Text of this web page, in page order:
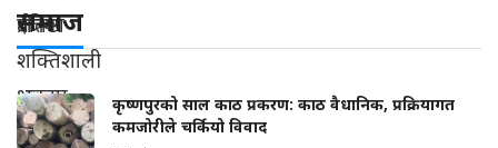
समाज
कृष्णपुरको साल काठ प्रकरण: काठ वैधानिक, प्रक्रियागत
कमजोरीले चर्कियो विवाद